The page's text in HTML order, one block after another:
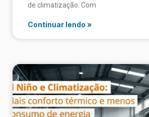
de climatização. Com
Continuar lendo »